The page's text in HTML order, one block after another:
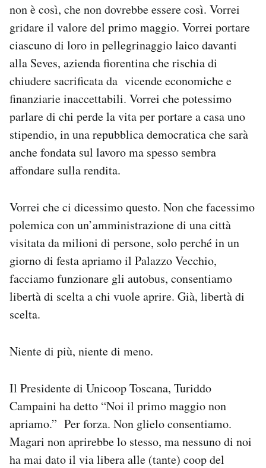
non è così, che non dovrebbe essere così. Vorrei
gridare il valore del primo maggio. Vorrei portare
ciascuno di loro in pellegrinaggio laico davanti
alla Seves, azienda fiorentina che rischia di
chiudere sacrificata da vicende economiche e
finanziarie inaccettabili. Vorrei che potessimo
parlare di chi perde la vita per portare a casa uno
stipendio, in una repubblica democratica che sarà
anche fondata sul lavoro ma spesso sembra
affondare sulla rendita.
Vorrei che ci dicessimo questo. Non che facessimo
polemica con un’amministrazione di una città
visitata da milioni di persone, solo perché in un
giorno di festa apriamo il Palazzo Vecchio,
facciamo funzionare gli autobus, consentiamo
libertà di scelta a chi vuole aprire. Già, libertà di
scelta.
Niente di più, niente di meno.
Il Presidente di Unicoop Toscana, Turiddo
Campaini ha detto “Noi il primo maggio non
apriamo.” Per forza. Non glielo consentiamo.
Magari non aprirebbe lo stesso, ma nessuno di noi
ha mai dato il via libera alle (tante) coop del